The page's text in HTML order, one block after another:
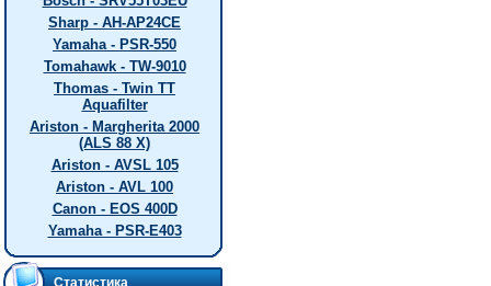
Sharp - AH-AP24CE
Yamaha - PSR-550
Tomahawk - TW-9010
Thomas - Twin TT
Aquafilter
Ariston - Margherita 2000
(ALS 88 X)
Ariston - AVSL 105
Ariston - AVL 100
Canon - EOS 400D
Yamaha - PSR-E403
Статистика